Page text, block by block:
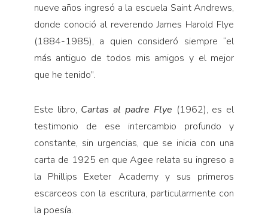
nueve años ingresó a la escuela Saint Andrews,
donde conoció al reverendo James Harold Flye
(1884-1985), a quien consideró siempre “el
más antiguo de todos mis amigos y el mejor
que he tenido”.
Este libro, Cartas al padre Flye (1962), es el
testimonio de ese intercambio profundo y
constante, sin urgencias, que se inicia con una
carta de 1925 en que Agee relata su ingreso a
la Phillips Exeter Academy y sus primeros
escarceos con la escritura, particularmente con
la poesía.